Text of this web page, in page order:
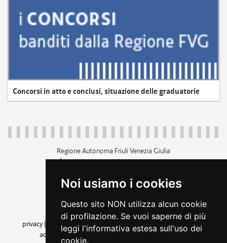
Noi usiamo i cookies
Questo sito NON utilizza alcun cookie
di profilazione. Se vuoi saperne di più
leggi l'informativa estesa sull'uso dei
cookie.
Concorsi in atto e conclusi, situazione delle graduatorie
Regione Autonoma Friuli Venezia Giulia
c.f. 80014930327; p.iva 00526040324
+39 040 3771111
amministrazione trasparente
privacy
cookie |note legali accessibilità
dichiarazione di
accessibilità| feedback cambio preferenze cookie